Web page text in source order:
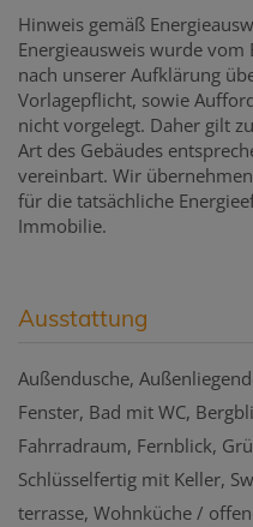
Hinweis gemäß
Energieausweis wurde
nach unserer Aufklärung
Vorlagepflicht, sowie
nicht vorgelegt. Daher gilt
Art des Gebäudes
vereinbart. Wir
für die tatsächliche
Immobilie.
Ausstattung
Außendusche
Fenster Bad mit WC
Fahrradraum Fernblick
Schlüsselfertig mit Keller
terrasse Wohnküche /